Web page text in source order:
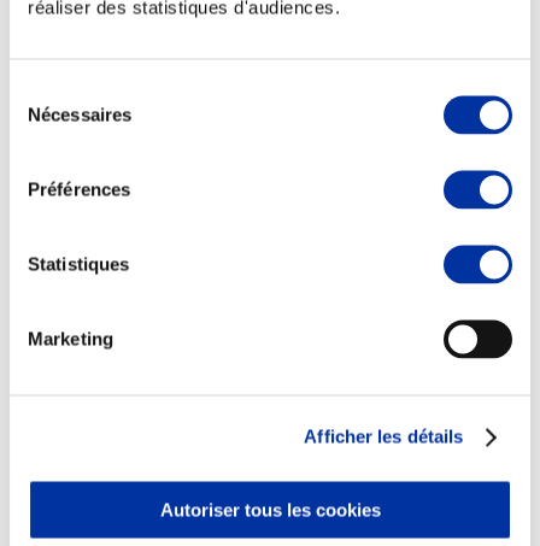
réaliser des statistiques d'audiences.
Nécessaires
Préférences
Statistiques
Marketing
Afficher les détails
Autoriser tous les cookies
Partenaire Climat